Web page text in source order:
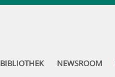
BIBLIOTHEK NEWSROOM